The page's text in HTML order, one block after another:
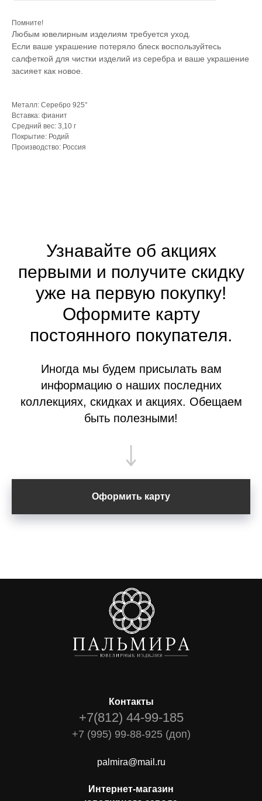
Помните!
Любым ювелирным изделиям требуется уход.
Если ваше украшение потеряло блеск воспользуйтесь
салфеткой для чистки изделий из серебра и ваше украшение
засияет как новое.
Металл: Серебро 925°
Вставка: фианит
Средний вес: 3,10 г
Покрытие: Родий
Производство: Россия
Узнавайте об акциях
первыми и получите скидку
уже на первую покупку!
Оформите карту
постоянного покупателя.
Иногда мы будем присылать вам
информацию о наших последних
коллекциях, скидках и акциях. Обещаем
быть полезными!
Оформить карту
Контакты
+7(812) 44-99-185
+7 (995) 99-88-925 (доп)
palmira@mail.ru
Интернет-магазин